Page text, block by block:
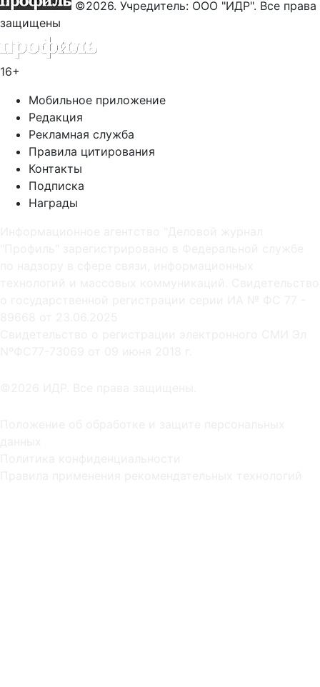
©2026. Учредитель: ООО "ИДР". Все права
защищены
16+
Мобильное приложение
Редакция
Рекламная служба
Правила цитирования
Контакты
Подписка
Награды